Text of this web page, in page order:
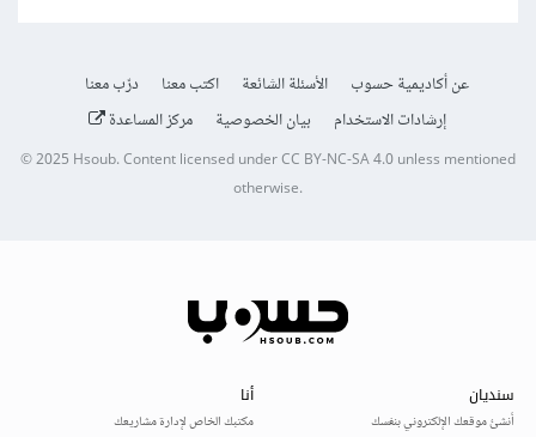
عن أكاديمية حسوب الأسئلة الشائعة اكتب معنا
درّب معنا
إرشادات الاستخدام
بيان الخصوصية مركز المساعدة
© 2025Hsoub.Content licensed underCC BY-NC-SA 4.0unless mentioned
otherwise.